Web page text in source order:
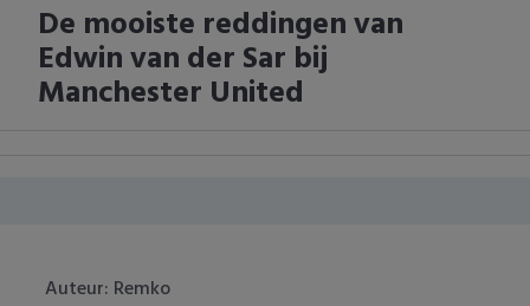
Ajax
AZ
Eredivisie
Keuken Kampioen Divisie
Oranje
Goals & Samenvattingen
De mooiste reddingen van
Edwin van der Sar bij
Manchester United
Auteur: Remko